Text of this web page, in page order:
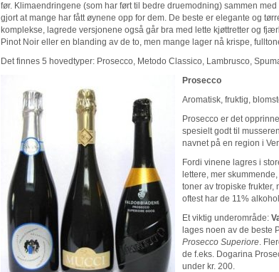
før. Klimaendringene (som har ført til bedre druemodning) sammen
gjort at mange har fått øynene opp for dem. De beste er elegante og
komplekse, lagrede versjonene også går bra med lette kjøttretter og
Pinot Noir eller en blanding av de to, men mange lager nå krispe,
Det finnes 5 hovedtyper: Prosecco, Metodo Classico, Lambrusco,
Prosecco
Aromatisk, fruktig,
Prosecco er det
spesielt godt til
navnet på en region i
Fordi vinene lagres i
lettere, mer
toner av tropiske frukter,
oftest har de 11%
Et viktig underområde:
lages noen av de beste
Prosecco Superiore.
de f.eks. Dogarina
under kr. 200.